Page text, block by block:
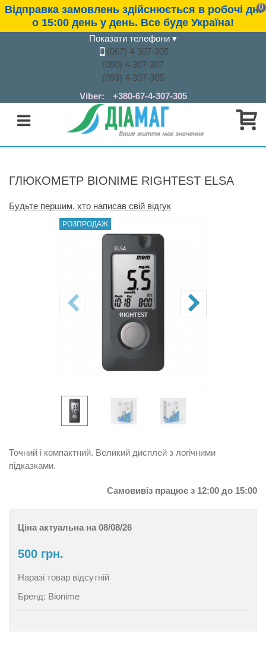
Відправка замовлень здійснюється в робочі дні
о 15:00 день у день. Все буде Україна!
Показати телефони ▾
(067) 4-307-305
(050) 4-307-307
(093) 4-307-305
Viber:
+380-67-4-307-305
0
ГЛЮКОМЕТР BIONIME RIGHTEST ELSA
Будьте першим, хто написав свій відгук
РОЗПРОДАЖ
Точний і компактний. Великий дисплей з логічними
підказками.
Самовивіз працює з 12:00 до 15:00
Ціна актуальна на 08/08/26
500 грн.
Наразі товар відсутній
Бренд: Bionime